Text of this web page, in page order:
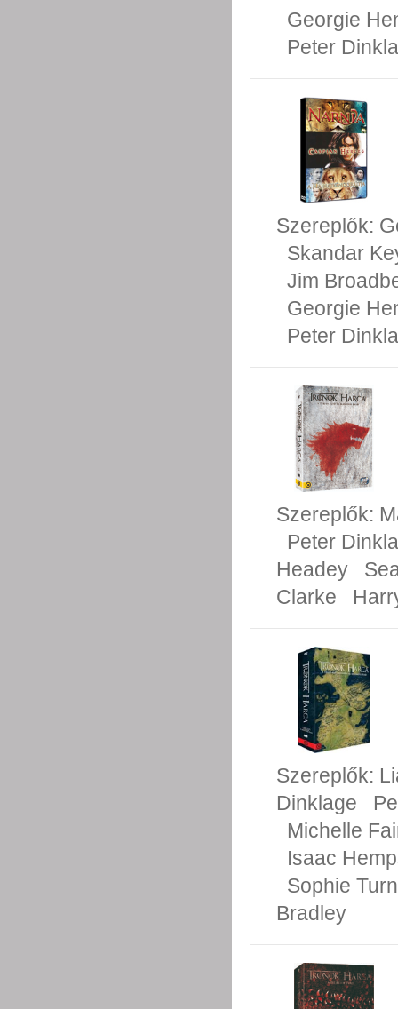
Georgie
Peter
Szereplők:
Skandar
Jim
Georgie
Peter
Szereplők:
Peter
Headey
Clarke
Szereplők:
Dinklage
Michelle
Isaac
Sophie
Bradley